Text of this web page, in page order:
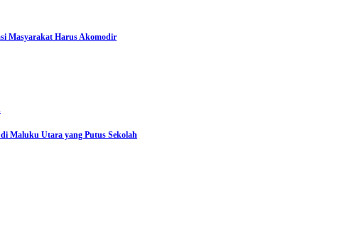
Masyarakat Harus Akomodir
Maluku Utara yang Putus Sekolah